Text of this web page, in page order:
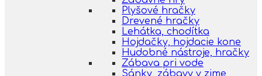
Plyšové hračky
Drevené hračky
Lehátka, chodítka
Hojdačky, hojdacie kone
Hudobné nástroje, hračky
Zábava pri vode
Sánky, zábavy v zime